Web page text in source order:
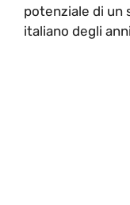
potenziale di un
italiano degli